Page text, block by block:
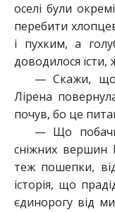
оселі були
перебити
і пухким, а
доводилося
— Скажи, що
Лірена
почув, бо це
— Що
сніжних вершин
теж пошепки,
історія, що
єдинорогу від